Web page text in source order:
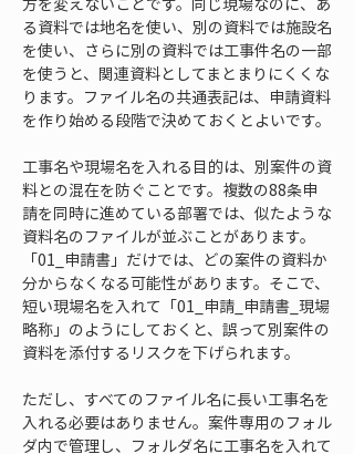
る資料では地名を使い、別の資料では施設名
を使い、さらに別の資料では工事件名の一部
を使うと、関連資料としてまとまりにくくな
ります。ファイル名の共通表記は、申請資料
を作り始める段階で決めておくとよいです。
工事名や現場名を入れる目的は、別案件の資
料との混在を防ぐことです。複数の88条申
請を同時に進めている部署では、似たような
資料名のファイルが並ぶことがあります。
「01_申請書」だけでは、どの案件の資料か
分からなくなる可能性があります。そこで、
短い現場名を入れて「01_申請_申請書_現場
略称」のようにしておくと、誤って別案件の
資料を添付するリスクを下げられます。
ただし、すべてのファイル名に長い工事名を
入れる必要はありません。案件専用のフォル
ダ内で管理し、フォルダ名に工事名を入れて